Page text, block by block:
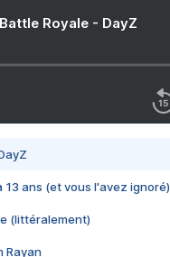
Royale - DayZ
13 ans (et vous l'avez ignoré)
(littéralement)
Rayan